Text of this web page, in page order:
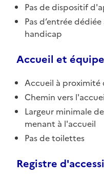
Pas de dispositif
Pas d’entrée
handicap
Accueil et
Accueil à
Chemin vers
Largeur minimale
menant à l'accueil
Pas de toilettes
Registre